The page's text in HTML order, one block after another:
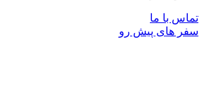
تماس با ما
سفر ‌های پیش رو